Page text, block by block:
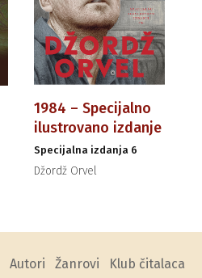
1984 – Specijalno
ilustrovano izdanje
Specijalna izdanja 6
Džordž Orvel
Autori Žanrovi Klub čitalaca